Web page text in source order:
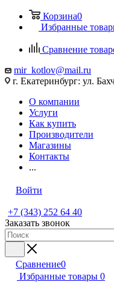
Корзина0
Избранные
Сравнение
mir_kotlov@mail.ru
г. Екатеринбург: ул.
О компании
Услуги
Как купить
Производители
Магазины
Контакты
...
Войти
+7 (343) 252 64 40
Заказать звонок
Сравнение0
Избранные товары 0